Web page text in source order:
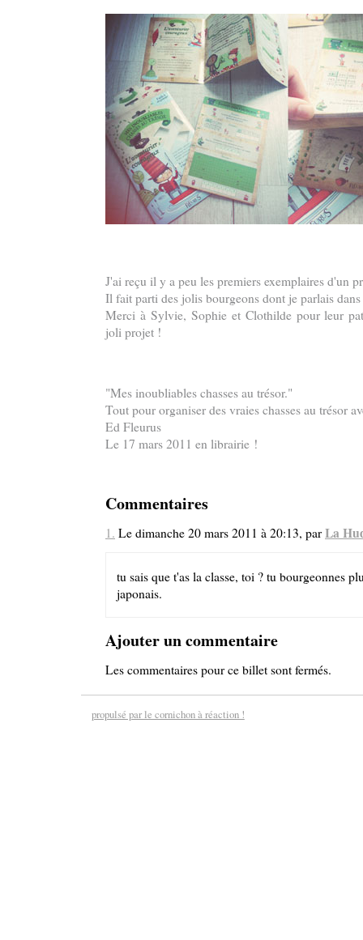
J'ai reçu il y a peu les premiers exemplaires d'un
Il fait parti des jolis bourgeons dont je parlais
Merci à Sylvie, Sophie et Clothilde pour leur
joli projet !
"Mes inoubliables chasses au trésor."
Tout pour organiser des vraies chasses au trésor
Ed Fleurus
Le 17 mars 2011 en librairie !
Commentaires
1. Le dimanche 20 mars 2011 à 20:13, parLa
tu sais que t'as la classe, toi ? tu bourgeonnes
japonais.
Ajouter un commentaire
Les commentaires pour ce billet sont fermés.
propulsé par le cornichon à réaction !